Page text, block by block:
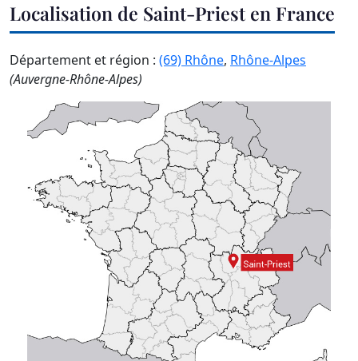
Localisation de Saint-Priest en France
Département et région : (69) Rhône, Rhône-Alpes
(Auvergne-Rhône-Alpes)